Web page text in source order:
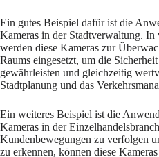
Ein gutes Beispiel dafür ist die
Kameras in der Stadtverwaltung.
werden diese Kameras zur
Raums eingesetzt, um die
gewährleisten und gleichzeitig
Stadtplanung und das
Ein weiteres Beispiel ist die
Kameras in der
Kundenbewegungen zu verfolgen
zu erkennen, können diese